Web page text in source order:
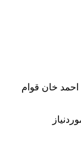
احمد خان قوام